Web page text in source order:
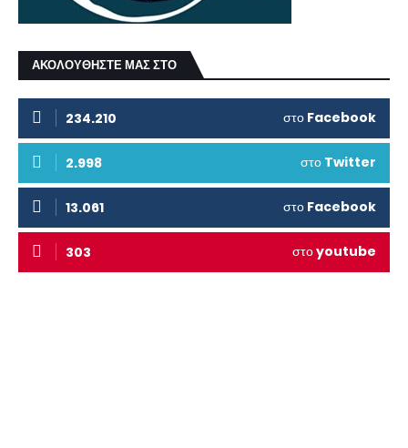
ΑΚΟΛΟΥΘΗΣΤΕ ΜΑΣ ΣΤΟ
234.210 στο Facebook
2.998 στο Twitter
13.061 στο Facebook
303 στοyoutube